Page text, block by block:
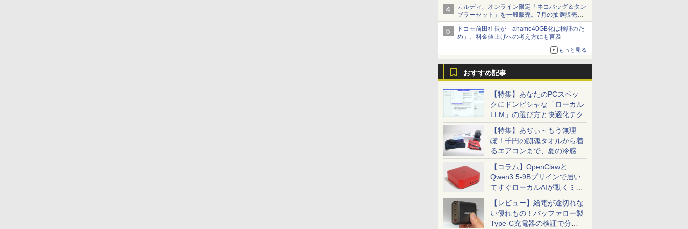
カルディ、オンライン限定「ネコバッグ＆タン
ブラーセット」を一般販売。7月の抽選販売の
当選無効分
ドコモ前田社長が「ahamo40GB化は検証のた
め」、料金値上げへの考え方にも言及
もっと見る
おすすめ記事
【特集】あなたのPCスペッ
クにドンピシャな「ローカル
LLM」の選び方と快適化テク
【特集】あぢぃ～もう無理
ぽ！千円の闘魂タオルから着
るエアコンまで、夏の冷感グ
ッズ一挙紹介
【コラム】OpenClawと
Qwen3.5-9Bプリインで届い
てすぐローカルAIが動くミニ
PC「SER9 Pro」
【レビュー】給電が途切れな
い優れもの！バッファロー製
Type-C充電器の検証で分か